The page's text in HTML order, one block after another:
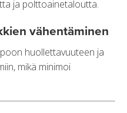
ja polttoainetaloutta.
vähentäminen
huollettavuuteen ja
mikä minimoi